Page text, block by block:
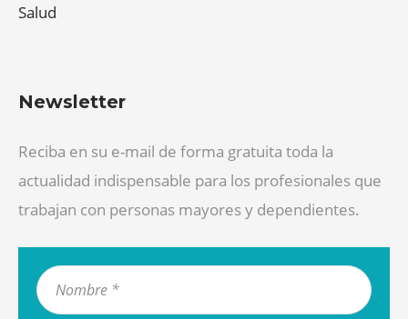
Salud
Newsletter
Reciba en su e-mail de forma gratuita toda la
actualidad indispensable para los profesionales que
trabajan con personas mayores y dependientes.